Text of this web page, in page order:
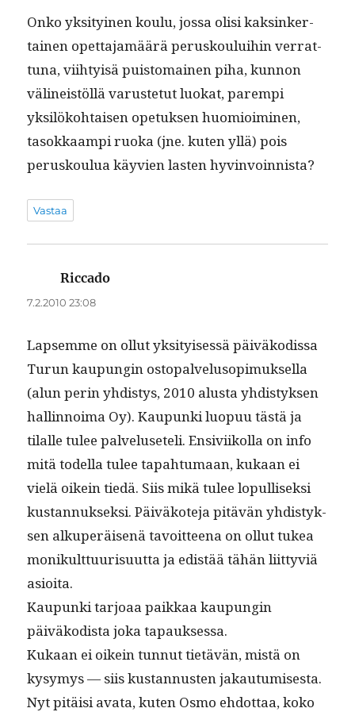
Onko yksi­tyi­nen koulu, jos­sa olisi kaksinker­
tainen opet­ta­jamäärä perusk­oului­hin ver­rat­
tuna, viihty­isä puis­tom­ainen piha, kun­non
välineistöl­lä varuste­tut luokat, parem­pi
yksilöko­htaisen opetuk­sen huomioimi­nen,
tasokkaampi ruo­ka (jne. kuten yllä) pois
perusk­oulua käyvien las­ten hyvinvoinnista?
Vastaa
Riccado
7.2.2010 23:08
Lapsemme on ollut yksi­tyisessä päiväkodis­sa
Turun kaupun­gin ostopalvelu­sopimuk­sel­la
(alun perin yhdis­tys, 2010 alus­ta yhdis­tyk­sen
hallinnoima Oy). Kaupun­ki luop­uu tästä ja
tilalle tulee palveluseteli. Ensivi­ikol­la on info
mitä todel­la tulee tapah­tu­maan, kukaan ei
vielä oikein tiedä. Siis mikä tulee lop­ullisek­si
kus­tan­nuk­sek­si. Päiväkote­ja pitävän yhdis­tyk­
sen alku­peräisenä tavoit­teena on ollut tukea
monikult­tuurisu­ut­ta ja edis­tää tähän liit­tyviä
asioita.
Kaupun­ki tar­joaa paikkaa kaupun­gin
päiväkodista joka tapauksessa.
Kukaan ei oikein tun­nut tietävän, mis­tä on
kysymys — siis kus­tan­nusten jakautumisesta.
Nyt pitäisi ava­ta, kuten Osmo ehdot­taa, koko